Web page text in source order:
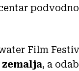
Film
zemalja, a